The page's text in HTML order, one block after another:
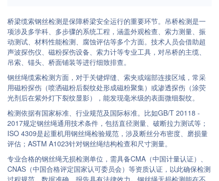
桥梁缆索钢丝检测是保障桥梁安全运行的重要环节。吊桥检测是一
项涉及多学科、多步骤的系统工程，涵盖外观检查、索力测量、振
动测试、材料性能检测、腐蚀评估等多个方面。技术人员会借助超
声波探伤仪、磁粉探伤设备、索力计等专业工具，对吊桥的主缆、
吊索、锚头、桥面铺装等进行细致排查。
钢丝绳缆索检测方面，对于关键焊缝、索夹或端部连接区域，常采
用磁粉探伤（喷洒磁粉后裂纹处形成磁粉聚集）或渗透探伤（涂荧
光剂后在紫外灯下裂纹显影），能发现毫米级的表面微细裂纹。
检测依据有国家标准、行业规范及国际标准。比如GB/T 20118 -
2017规定钢丝绳通用技术条件，包括直径测量、破断拉力测试等；
ISO 4309是起重机用钢丝绳检验规范，涉及断丝分布密度、磨损量
评估；ASTM A1023针对钢丝绳结构检查和尺寸测量。
专业合格的钢丝绳无损检测单位，需具备CMA（中国计量认证）、
CNAS（中国合格评定国家认可委员会）等资质认证，以此确保检测
过程规范、数据准确、报告具有法律效力。钢丝绳无损检测能在不